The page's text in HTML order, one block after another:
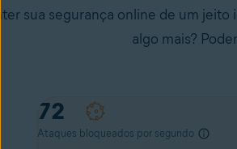
sua segurança online de um
algo mais?
75
Ataques bloqueados por segundo